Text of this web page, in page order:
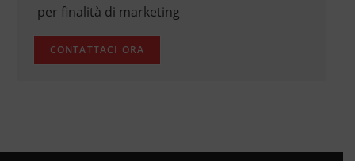
per finalità di marketing